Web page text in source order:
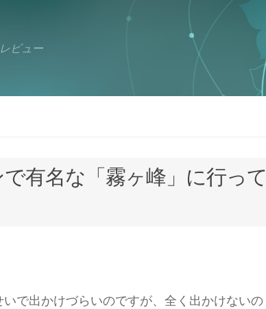
ビュー
有名な「霧ヶ峰」に行って
で出かけづらいのですが、全く出かけないの